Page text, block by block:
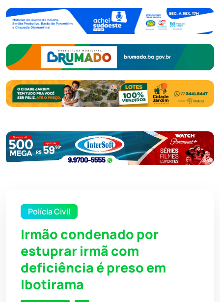
Polícia Civil
Irmão condenado por
estuprar irmã com
deficiência é preso em
Ibotirama